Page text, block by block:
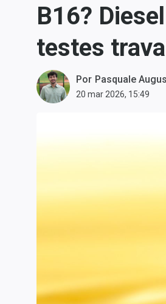
Carteiras Recomendadas
Central de Fundos
Central dos IPOs
Renda Fixa
Internacional
B16?
testes
Por Pasquale
20 mar 2026, 15:49